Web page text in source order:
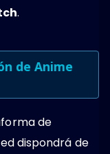
.
de Anime
de
dispondrá de